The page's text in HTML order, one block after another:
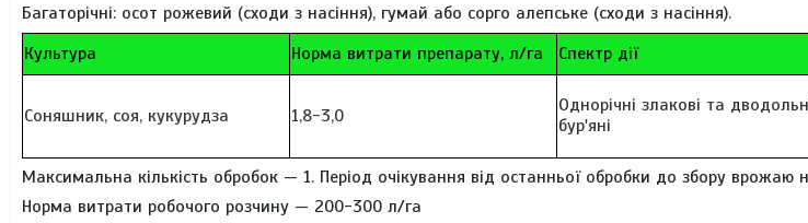
Багаторічні: осот рожевий (сходи з насіння), гумай або сорго алепське (сходи з насіння).
Культура
Норма витрати препарату, л/га Спектр дії
Соняшник, соя, кукурудза 1,8-3,0
Однорічні злакові та
бур'яні
Максимальна кількість обробок — 1. Період очікування від останньої обробки до збору врожаю
Норма витрати робочого розчину — 200-300 л/га